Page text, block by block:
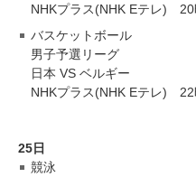
NHKプラス(NHK Eテレ) 20
バスケットボール
男子予選リーグ
日本 VS ベルギー
NHKプラス(NHK Eテレ) 22
25日
競泳